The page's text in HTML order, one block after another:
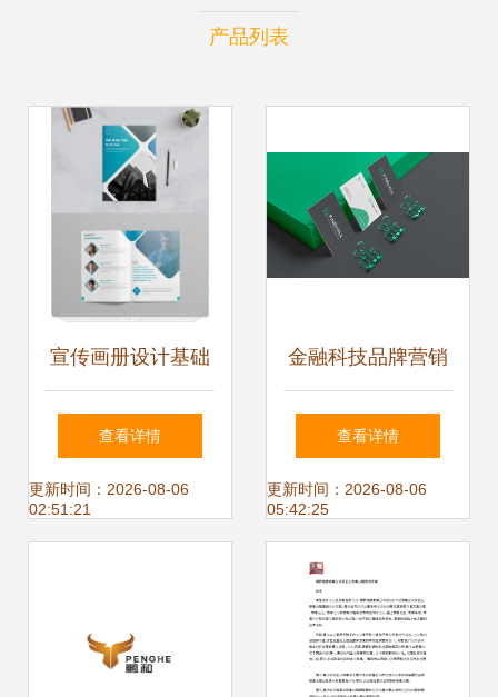
产品列表
宣传画册设计基础
与企业形象策划
查看详情
更新时间：2026-08-06
02:51:21
金融科技品牌营销
策划与视觉识别开
发案例赏析
查看详情
更新时间：2026-08-06
05:42:25